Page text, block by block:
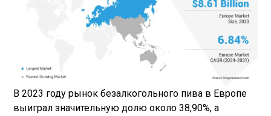
В 2023 году рынок безалкогольного пива в Европе
выиграл значительную долю около 38,90%, а